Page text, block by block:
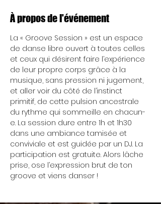
À propos de l'événement
La « Groove Session » est un espace
de danse libre ouvert à toutes celles
et ceux qui désirent faire l’expérience
de leur propre corps grâce à la
musique, sans pression ni jugement,
et aller voir du côté de l’instinct
primitif, de cette pulsion ancestrale
du rythme qui sommeille en chacun-
e. La session dure entre 1h et 1h30
dans une ambiance tamisée et
conviviale et est guidée par un DJ. La
participation est gratuite. Alors lâche
prise, ose l’expression brut de ton
groove et viens danser !